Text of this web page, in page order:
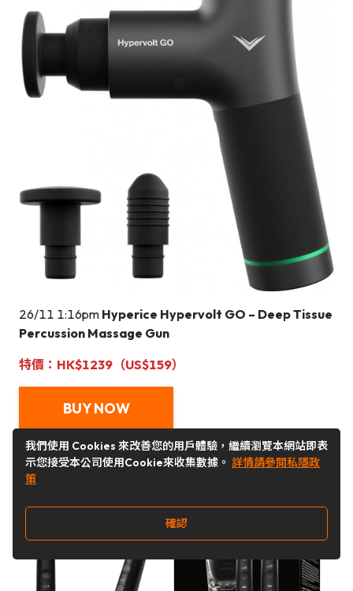
26/11 1:16pm Hyperice Hypervolt GO – Deep Tissue
Percussion Massage Gun
特價：HK$1239（US$159）
BUY NOW
我們使用 Cookies 來改善您的用戶體驗，繼續瀏覽本網站即表
示您接受本公司使用Cookie來收集數據。 詳情請參閱私隱政
策
確認